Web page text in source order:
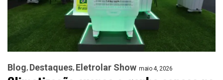
Blog Destaques Eletrolar Show maio 4, 2026